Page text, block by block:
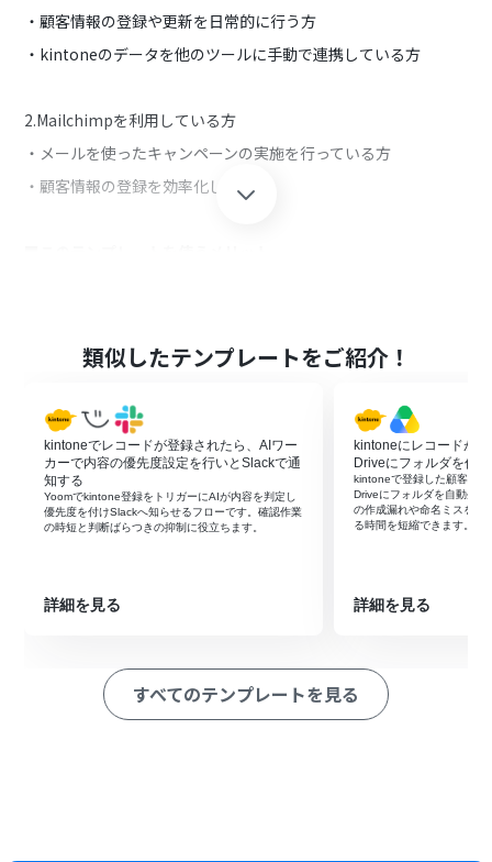
・顧客情報の登録や更新を日常的に行う方
・kintoneのデータを他のツールに手動で連携している方
2.Mailchimpを利用している方
・メールを使ったキャンペーンの実施を行っている方
・顧客情報の登録を効率化したい方
また、kintoneのデータを元にしたデータ転記作業を行っている
場合、新規登録された顧客情報を毎回手作業で入力するのは時
このフローでは、kintoneに登録された顧客情報をMailChimp
に自動で追加できるため、手動による作業負担を軽減します。
MailChimpへのデータ登録が自動化されることで、タイムリー
に顧客情報を把握することができ、メール配信をスムーズに行
うことが可能です。
・kintone、MailchimpのそれぞれとYoomを連携してくださ
類似したテンプレートをご紹介！
kintoneでレコードが登録されたら、AIワー
カーで内容の優先度設定を行いとSlackで通
知する
Yoomでkintone登録をトリガーにAIが内容を判定し
優先度を付けSlackへ知らせるフローです。確認作業
の時短と判断ばらつきの抑制に役立ちます。
詳細を見る
kintoneにレコードが
Driveにフォルダを作成
kintoneで登録した顧客・
Driveにフォルダを自動生
の作成漏れや命名ミスを抑
る時間を短縮できます。
詳細を見る
すべてのテンプレートを見る